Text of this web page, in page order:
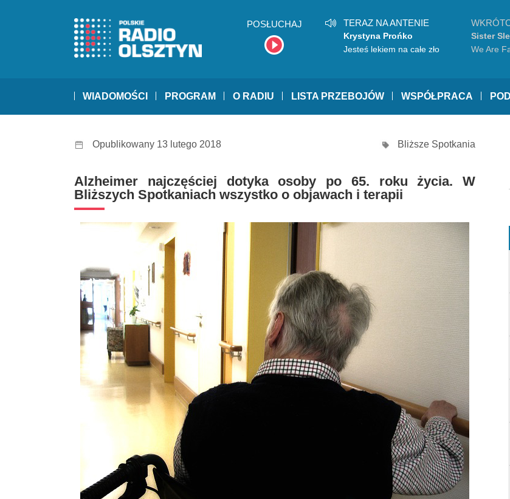
POSŁUCHAJ TERAZ NA ANTENIE
Krystyna Prońko
Jesteś lekiem na całe zło
Sister
We Are
WIADOMOŚCI PROGRAM O RADIU LISTA PRZEBOJÓW WSPÓŁPRACA
Opublikowany 13 lutego 2018 Bliższe Spotkania
Alzheimer najczęściej dotyka osoby po 65. roku życia. W
Bliższych Spotkaniach wszystko o objawach i terapii